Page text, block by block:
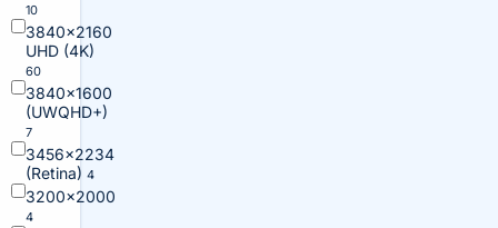
10
3840×2160
UHD (4K)
60
3840×1600
(UWQHD+)
7
3456×2234
(Retina) 4
3200×2000
4